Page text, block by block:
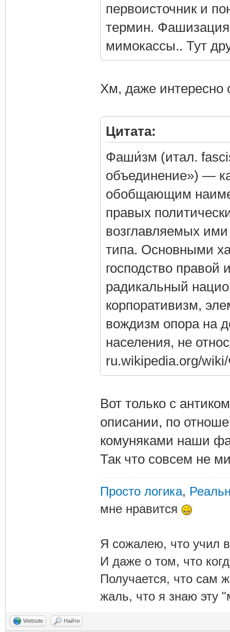
первоисточник и
термин.
мимокассы.. Тут
Хм, даже интересно
Цитата:
Фаши́зм (итал.
объединение») —
обобщающим
правых
возглавляемых
типа. Основными
господство правой
радикальный
корпоративизм,
вождизм опора на
населения, не
ru.wikipedia.org/
Вот только с
описании, по
комуняками наши
Так что совсем не
Просто логика,
мне нравится
Я сожалею, что учил
И даже о том, что
Получается, что сам
жаль, что я знаю эту
Website Найти